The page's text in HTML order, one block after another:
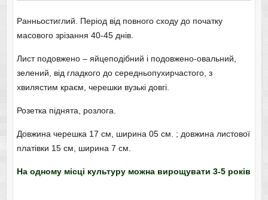
Ранньостиглий. Період від повного сходу до початку
масового зрізання 40-45 днів.
Лист подовжено – яйцеподібний і подовжено-овальний,
зелений, від гладкого до середньопухирчастого, з
хвилястим краєм, черешки вузькі довгі.
Розетка піднята, розлога.
Довжина черешка 17 см, ширина 05 см. ; довжина листової
платівки 15 см, ширина 7 см.
На одному місці культуру можна вирощувати 3-5 років